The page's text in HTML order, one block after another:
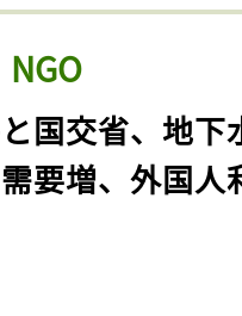
国交省、地下
要増、外国人